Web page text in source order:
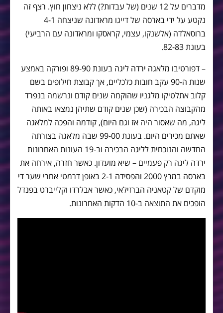
מדברים על 12 שנים (של עבדות?) ללא ניצחון חוץ. רצף זה
נקטע על ידי בארסה של דייגו מראדונה שניצחה 4-1
ברוסאלדה (אלשנקו, עצמי, קראסקו ומראדונה עם הרביעי)
בעונת 82-83.
– דפורטיבו מלאגה ירדה ליגה בעונת 89-90 ופורקה באמצע
שנות ה-90 עקב חובות כלכליים, אך קבוצת חילופים בשם
קלוב אתלטיקו מלגניו שהוקמה שנים קודם ונרשמה בנפרד
מהקבוצה הבכירה (שכן שנים קודם שתיהן נמצאו באותה
ליגה, מה שאסור היה אז וגם היום), קודמה והפכה למלאגה
שאתם מכירים היום. בעונת 99-00 שבה מלאגה בצורתה
החדשה והנוכחית לליגה הבכירה וב-19 העונות האחרונות
ירדה ליגה רק פעמיים – שיא מועדון. כאשר חזרה, אירחה את
בארסה במרץ 2000 והפסידה 2-1 באופן דרמטי אחרי שער די
מוקדם של קטאניה הברזילאי, כאשר אבלרדו וקלייברט בפנדל
הופכים את התוצאה ב-10 הדקות האחרונות.